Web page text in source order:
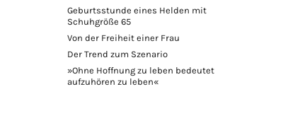
Geburtsstunde eines Helden mit
Schuhgröße 65
Von der Freiheit einer Frau
Der Trend zum Szenario
»Ohne Hoffnung zu leben bedeutet
aufzuhören zu leben«